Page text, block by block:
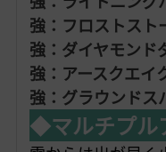
強：フロストスト
強：ダイヤモンド
強：アースクエイ
強：グラウンドス
◆マルチプル